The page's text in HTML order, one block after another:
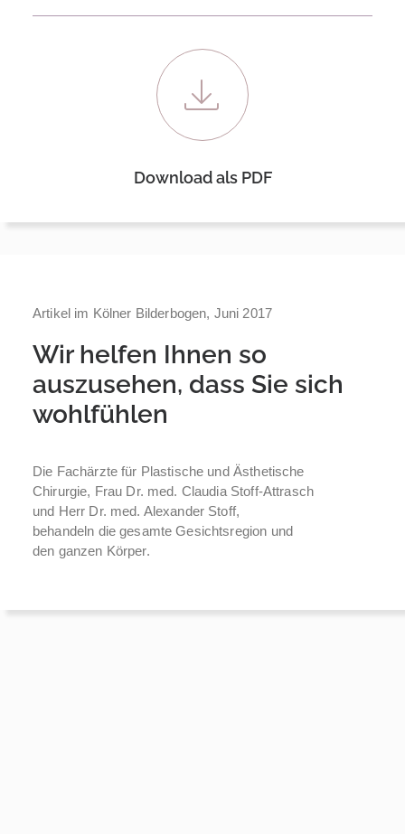
Download als PDF
Artikel im Kölner Bilderbogen, Juni 2017
Wir helfen Ihnen so
auszusehen, dass Sie sich
wohlfühlen
Die Fachärzte für Plastische und Ästhetische
Chirurgie, Frau Dr. med. Claudia Stoff-Attrasch
und Herr Dr. med. Alexander Stoff,
behandeln die gesamte Gesichtsregion und
den ganzen Körper.